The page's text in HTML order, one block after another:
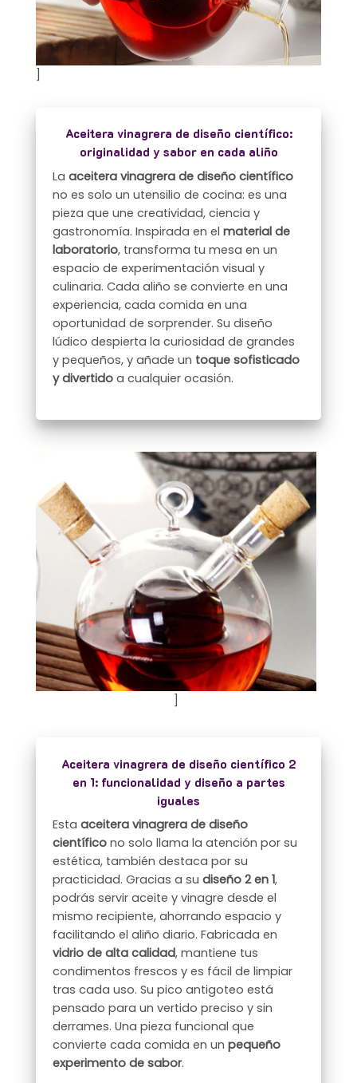
Aceitera vinagrera de diseño científico:
originalidad y sabor en cada aliño
Laaceitera vinagrera de diseño científico
no es solo un utensilio de cocina: es una
pieza que une creatividad, ciencia y
gastronomía. Inspirada en elmaterial de
laboratorio, transforma tu mesa en un
espacio de experimentación visual y
culinaria. Cada aliño se convierte en una
experiencia, cada comida en una
oportunidad de sorprender. Su diseño
lúdico despierta la curiosidad de grandes
y pequeños, y añade un toque sofisticado
y divertido a cualquier ocasión.
Aceitera vinagrera de diseño científico 2
en 1: funcionalidad y diseño a partes
iguales
Estaaceitera vinagrera de diseño
científico no solo llama la atención por su
estética, también destaca por su
practicidad. Gracias a sudiseño 2 en 1,
podrás servir aceite y vinagre desde el
mismo recipiente, ahorrando espacio y
facilitando el aliño diario. Fabricada en
vidrio de alta calidad, mantiene tus
condimentos frescos y es fácil de limpiar
tras cada uso. Su pico antigoteo está
pensado para un vertido preciso y sin
derrames. Una pieza funcional que
convierte cada comida en unpequeño
experimento de sabor.